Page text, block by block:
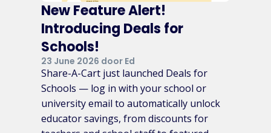
New Feature Alert!
Introducing Deals for
Schools!
23 June 2026 door Ed
Share-A-Cart just launched Deals for
Schools — log in with your school or
university email to automatically unlock
educator savings, from discounts for